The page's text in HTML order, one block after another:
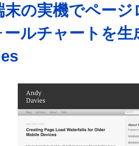
末の実機でペー
ールチャートを生